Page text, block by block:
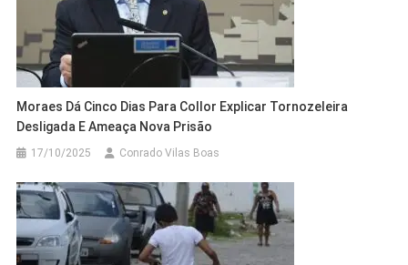
Moraes Dá Cinco Dias Para Collor Explicar Tornozeleira
Desligada E Ameaça Nova Prisão
17/10/2025 Conrado Vilas Boas